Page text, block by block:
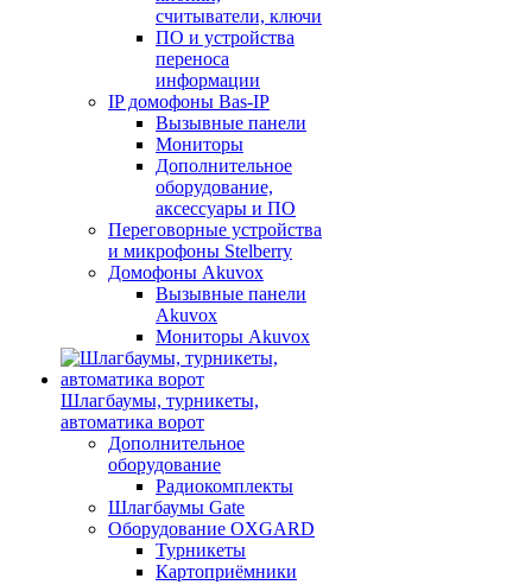
считыватели, ключи
ПО и устройства
переноса
информации
IP домофоны Bas-IP
Вызывные панели
Мониторы
Дополнительное
оборудование,
аксессуары и ПО
Переговорные устройства
и микрофоны Stelberry
Домофоны Akuvox
Вызывные панели
Akuvox
Мониторы Akuvox
Шлагбаумы, турникеты,
автоматика ворот
Дополнительное
оборудование
Радиокомплекты
Шлагбаумы Gate
Оборудование OXGARD
Турникеты
Картоприёмники